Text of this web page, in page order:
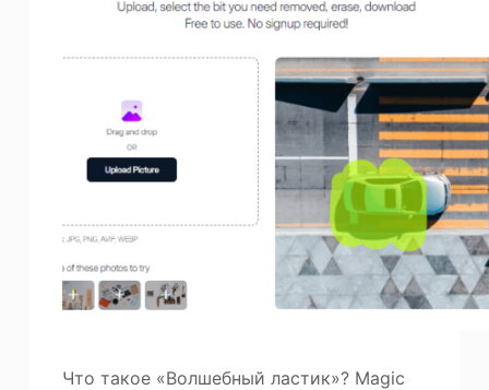
Что такое «Волшебный ластик»? Magic